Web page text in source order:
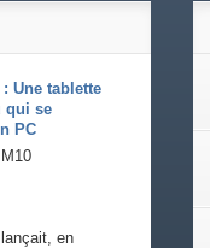
Une tablette
qui se
PC
en